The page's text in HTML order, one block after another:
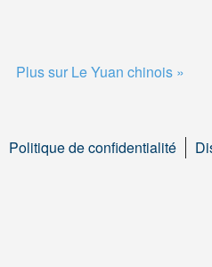
Plus sur Le Yuan chinois »
Politique de confidentialité